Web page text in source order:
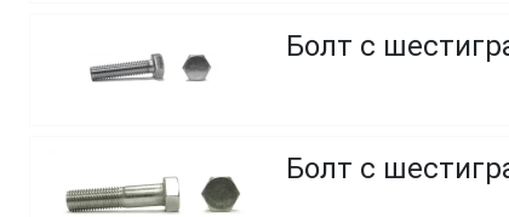
Болт с
Болт с